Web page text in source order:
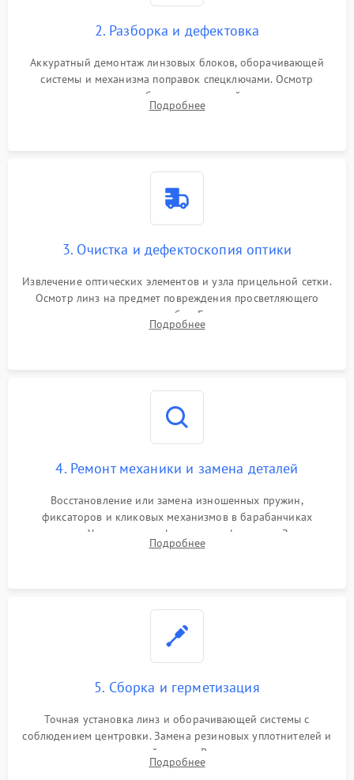
2. Разборка и дефектовка
Аккуратный демонтаж линзовых блоков, оборачивающей
системы и механизма поправок спецключами. Осмотр
внутренних резьбовых соединений, пружин и
уплотнительных колец. Поиск причин люфта, смещения
Подробнее
3. Очистка и дефектоскопия оптики
Извлечение оптических элементов и узла прицельной сетки.
Осмотр линз на предмет повреждения просветляющего
покрытия или появления грибка. Бережная очистка стекол
спецрастворами. Проверка целостности гравированной
Подробнее
4. Ремонт механики и замена деталей
Восстановление или замена изношенных пружин,
фиксаторов и кликовых механизмов в барабанчиках
поправок. Устранение люфтов в трансфокаторе. Замена
поврежденных линз, разбитой сетки или восстановление
Подробнее
5. Сборка и герметизация
Точная установка линз и оборачивающей системы с
соблюдением центровки. Замена резиновых уплотнителей и
нанесение влагозащитной смазки. Вакуумирование корпуса
и заполнение его осушенным азотом или аргоном для
Подробнее